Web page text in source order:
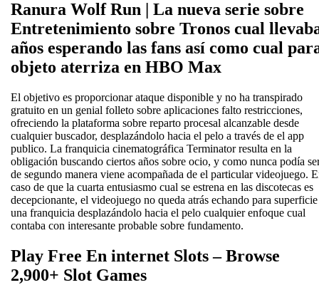
Ranura Wolf Run | La nueva serie sobre
Entretenimiento sobre Tronos cual
años esperando las fans así­ como cual
objeto aterriza en HBO Max
El objetivo es proporcionar ataque disponible y no ha transpirado
gratuito en un genial folleto sobre aplicaciones falto restricciones,
ofreciendo la plataforma sobre reparto procesal alcanzable desde
cualquier buscador, desplazándolo hacia el pelo a través de el app
publico. La franquicia cinematográfica Terminator resulta en la
obligación buscando ciertos años sobre ocio, y como nunca podía
de segundo manera viene acompañada de el particular videojuego.
caso de que la cuarta entusiasmo cual se estrena en las discotecas es
decepcionante, el videojuego no queda atrás echando para superficie
una franquicia desplazándolo hacia el pelo cualquier enfoque cual
contaba con interesante probable sobre fundamento.
Play Free En internet Slots – Browse
2,900+ Slot Games